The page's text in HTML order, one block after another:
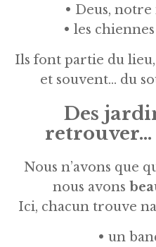
• Deus,
• les
Ils font partie du
et souvent… du
Des
retrouver…
Nous n’avons que
nous avons
Ici, chacun trouve
• un